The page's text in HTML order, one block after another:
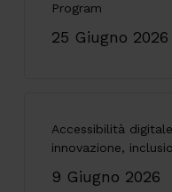
Program
25 Giugno 2026
Accessibilità
innovazione,
9 Giugno 2026